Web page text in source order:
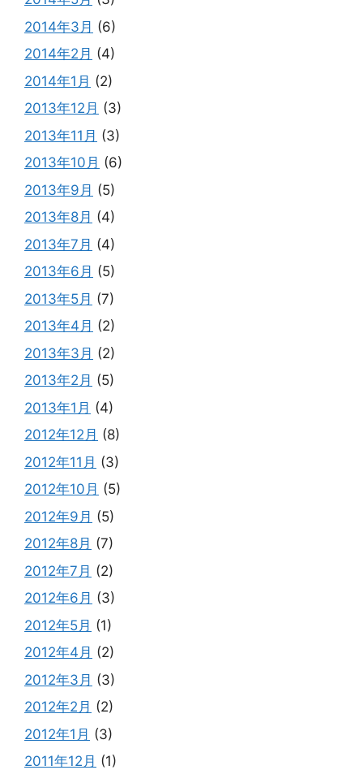
2014年3月 (6)
2014年2月 (4)
2014年1月 (2)
2013年12月 (3)
2013年11月 (3)
2013年10月 (6)
2013年9月 (5)
2013年8月 (4)
2013年7月 (4)
2013年6月 (5)
2013年5月 (7)
2013年4月 (2)
2013年3月 (2)
2013年2月 (5)
2013年1月 (4)
2012年12月 (8)
2012年11月 (3)
2012年10月 (5)
2012年9月 (5)
2012年8月 (7)
2012年7月 (2)
2012年6月 (3)
2012年5月 (1)
2012年4月 (2)
2012年3月 (3)
2012年2月 (2)
2012年1月 (3)
2011年12月 (1)